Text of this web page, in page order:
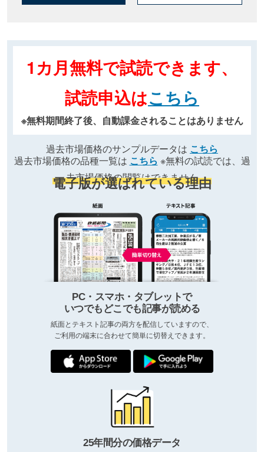
1カ月無料で試読できます、
試読申込はこちら
※無料期間終了後、自動課金されることはありません
過去市場価格のサンプルデータは こちら
過去市場価格の品種一覧は こちら ※無料の試読では、過
去市場価格の閲覧はできません
電子版が選ばれている理由
PC・スマホ・タブレットで
いつでもどこでも記事が読める
紙面とテキスト記事の両方を配信していますので、
ご利用の端末に合わせて簡単に切替えできます。
25年間分の価格データ